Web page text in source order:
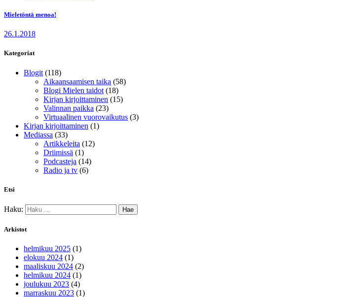
Mieletöntä menoa!
26.1.2018
Kategoriat
Blogit (118)
Aikaansaamisen taika (58)
Blogi Mielen taidot (18)
Kirjan kirjoittaminen (15)
Valinnan paikka (23)
Virtuaalinen vuorovaikutus (3)
Kirjan kirjoittaminen (1)
Mediassa (33)
Artikkeleita (12)
Driimissä (1)
Podcasteja (14)
Radio ja tv (6)
Etsi
Haku:
Arkistot
helmikuu 2025 (1)
elokuu 2024 (1)
maaliskuu 2024 (2)
helmikuu 2024 (1)
joulukuu 2023 (4)
marraskuu 2023 (1)